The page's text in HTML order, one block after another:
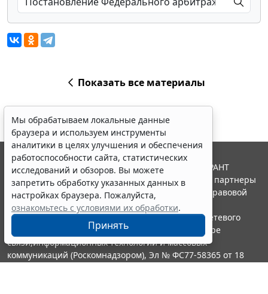
Показать все материалы
Мы обрабатываем локальные данные
браузера и используем инструменты
аналитики в целях улучшения и обеспечения
работоспособности сайта, статистических
исследований и обзоров. Вы можете
запретить обработку указанных данных в
настройках браузера. Пожалуйста,
ознакомьтесь с условиями их обработки.
Принять
© ООО "НПП "ГАРАНТ-СЕРВИС", 2026. Система ГАРАНТ
выпускается с 1990 года. Компания "Гарант" и ее партнеры
являются участниками Российской ассоциации правовой
информации ГАРАНТ.
Портал ГАРАНТ.РУ зарегистрирован в качестве сетевого
издания Федеральной службой по надзору в сфере
связи,информационных технологий и массовых
коммуникаций (Роскомнадзором), Эл № ФС77-58365 от 18